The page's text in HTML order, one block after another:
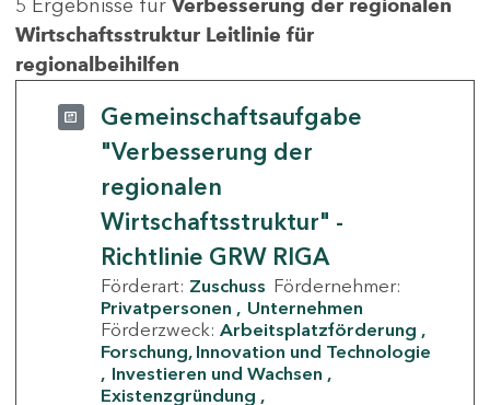
5 Ergebnisse für Verbesserung der regionalen
Wirtschaftsstruktur Leitlinie für
regionalbeihilfen
Gemeinschaftsaufgabe
"Verbesserung der
regionalen
Wirtschaftsstruktur" -
Richtlinie GRW RIGA
Förderart: Zuschuss Fördernehmer:
Privatpersonen
Unternehmen
Förderzweck: Arbeitsplatzförderung
Forschung, Innovation und Technologie
Investieren und Wachsen
Existenzgründung